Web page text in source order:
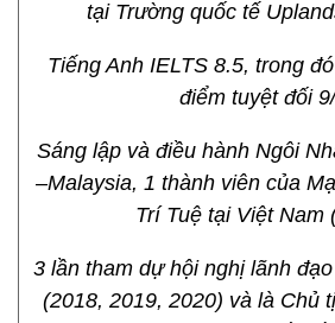
tại Trường quốc tế
Tiếng Anh IELTS 8.5, trong
điểm tuyệt đối
Sáng lập và điều hành Ngôi
–Malaysia, 1 thành viên của
Trí Tuệ tại Việt Nam
3 lần tham dự hội nghị lãnh
(2018, 2019, 2020) và là Chủ